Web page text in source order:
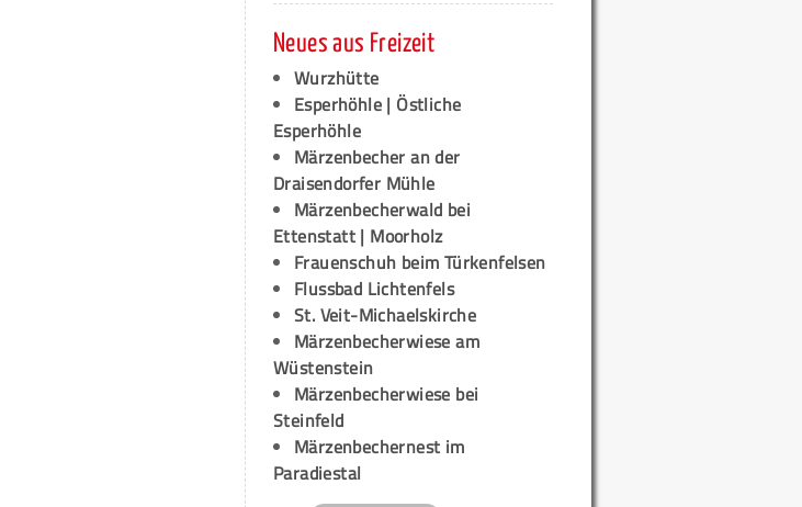
Neues aus Freizeit
Wurzhütte
Esperhöhle | Östliche
Esperhöhle
Märzenbecher an der
Draisendorfer Mühle
Märzenbecherwald bei
Ettenstatt | Moorholz
Frauenschuh beim Türkenfelsen
Flussbad Lichtenfels
St. Veit-Michaelskirche
Märzenbecherwiese am
Wüstenstein
Märzenbecherwiese bei
Steinfeld
Märzenbechernest im
Paradiestal